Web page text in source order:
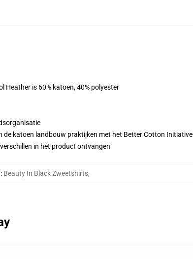
Heather is 60% katoen, 40% polyester
katoen landbouw praktijken met het Better Cotton Initiative
in het product ontvangen
: Beauty In Black Zweetshirts,